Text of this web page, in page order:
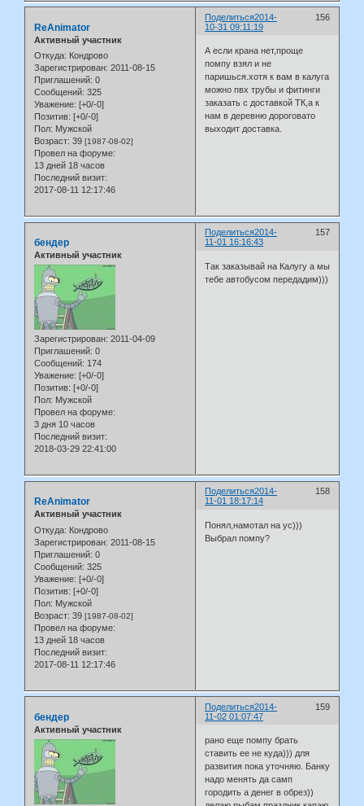
Поделиться 156
2014-
10-31 09:11:19
ReAnimator
Активный участник
Откуда: Кондрово
Зарегистрирован: 2011-08-15
Приглашений: 0
Сообщений: 325
Уважение: [+0/-0]
Позитив: [+0/-0]
Пол: Мужской
Возраст: 39 [1987-08-02]
Провел на форуме:
13 дней 18 часов
Последний визит:
2017-08-11 12:17:46
А если крана нет,проще
помпу взял и не
паришься.хотя к вам в калуга
можно пвх трубы и фитинги
заказать с доставкой ТК,а к
нам в деревню дороговато
выходит доставка.
Поделиться 157
2014-
11-01 16:16:43
бендер
Активный участник
Зарегистрирован: 2011-04-09
Приглашений: 0
Сообщений: 174
Уважение: [+0/-0]
Позитив: [+0/-0]
Пол: Мужской
Провел на форуме:
3 дня 10 часов
Последний визит:
2018-03-29 22:41:00
Так заказывай на Калугу а мы
тебе автобусом передадим)))
Поделиться 158
2014-
11-01 18:17:14
ReAnimator
Активный участник
Откуда: Кондрово
Зарегистрирован: 2011-08-15
Приглашений: 0
Сообщений: 325
Уважение: [+0/-0]
Позитив: [+0/-0]
Пол: Мужской
Возраст: 39 [1987-08-02]
Провел на форуме:
13 дней 18 часов
Последний визит:
2017-08-11 12:17:46
Понял,намотал на ус)))
Выбрал помпу?
Поделиться 159
2014-
11-02 01:07:47
бендер
Активный участник
рано еще помпу брать
ставить ее не куда))) для
развития пока уточняю. Банку
надо менять да самп
городить а денег в обрез))